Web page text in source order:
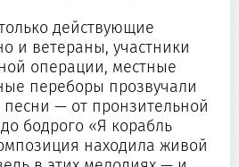
действующие
и ветераны, участники
операции, местные
переборы прозвучали
— от пронзительной
бодрого «Я корабль
находила живой